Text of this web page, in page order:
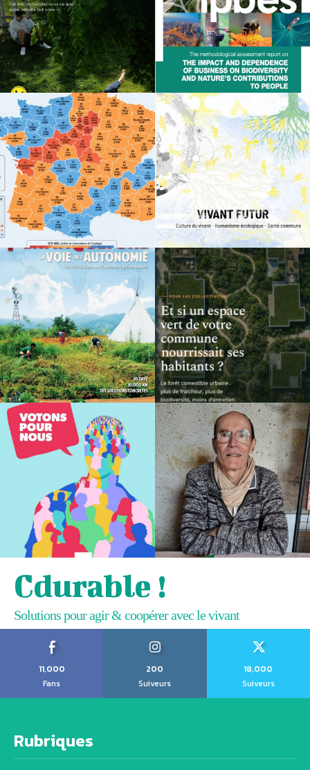
Cdurable !
Solutions pour agir & coopérer avec le vivant
11,000
Fans
200
Suiveurs
18,000
Suiveurs
Rubriques